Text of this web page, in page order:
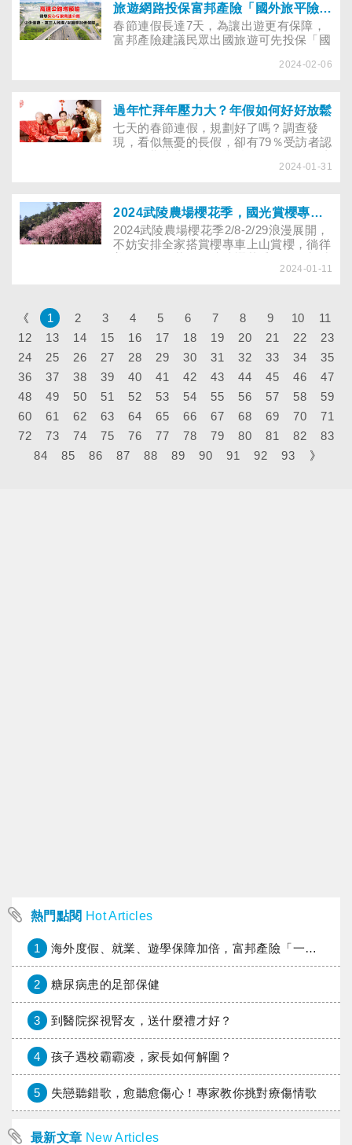
行憂鬱防治；還有交流把關學校午餐及校
園食品，營造健康飲食環境的經驗。
旅遊網路投保富邦產險「國外旅平險+不便險」、「國道增額險+拖吊險」添保障並抽好禮
春節連假長達7天，為讓出遊更有保障，
富邦產險建議民眾出國旅遊可先投保「國
自駕遊或常行駛國道，則可投保第三人責
2024-02-06
過年忙拜年壓力大？年假如何好好放鬆
七天的春節連假，規劃好了嗎？調查發
現，看似無憂的長假，卻有79％受訪者認
特別時刻，卻忽略自身需求，假期結束後
2024-01-31
2024武陵農場櫻花季，國光賞櫻專車怎麼搶票？賞櫻行程如何規劃？
2024武陵農場櫻花季2/8-2/29浪漫展開，
不妨安排全家搭賞櫻專車上山賞櫻，徜徉
間、賞櫻專車票券購買、票價如何、有哪
2024-01-11
《 1 2 3 4 5 6 7 8 9 10
11
12
13 14 15 16 17 18 19 20 21 22
23
24
25 26 27 28 29 30 31 32 33 34
35
36
37 38 39 40 41 42 43 44 45 46
47
48
49 50 51 52 53 54 55 56 57 58
59
60
61 62 63 64 65 66 67 68 69 70
71
72
73 74 75 76 77 78 79 80 81 82
83
84
85 86 87 88 89 90 91 92 93 》
熱門點閱 Hot Articles
1 海外度假、就業、遊學保障加倍，富邦產險「一期逐夢」專案加碼遠距醫療與緊急救援
2 糖尿病患的足部保健
3 到醫院探視腎友，送什麼禮才好？
4 孩子遇校霸霸凌，家長如何解圍？
5 失戀聽錯歌，愈聽愈傷心！專家教你挑對療傷情歌
最新文章 New Articles